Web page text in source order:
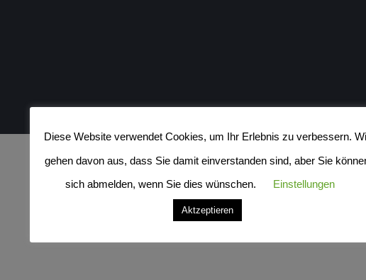
Diese Website verwendet Cookies, um Ihr Erlebnis zu verbessern.
gehen davon aus, dass Sie damit einverstanden sind, aber Sie
sich abmelden, wenn Sie dies wünschen.
Einstellungen
Aktzeptieren